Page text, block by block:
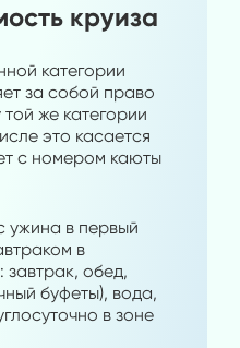
круиза
категории
за собой право
же категории
это касается
с номером каюты
ужина в первый
в
завтрак, обед,
буфеты), вода,
в зоне